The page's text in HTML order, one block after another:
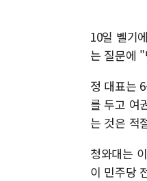
10일 벨기
는 질문에
정 대표는
를 두고 여
는 것은 적
청와대는
이 민주당